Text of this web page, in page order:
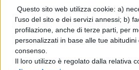
Questo sito web utilizza cookie: a)
l'uso del sito e dei servizi annessi; b)
profilazione, anche di terze parti, per
personalizzati in base alle tue
consenso.
Il loro utilizzo è regolato dalla relativa
costruzione e affidò a
qualche incarico.
l'opera, Cesare trasferì
Reno e, lasciato un saldo